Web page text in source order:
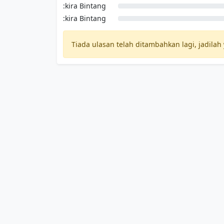
:kira Bintang
:kira Bintang
Tiada ulasan telah ditambahkan lagi,